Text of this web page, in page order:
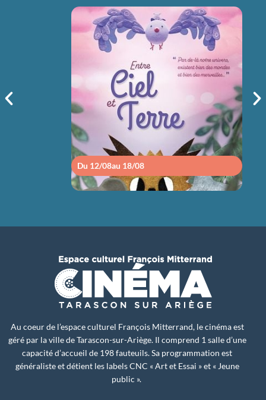
Du 12/08au 18/08
ENTRE CIEL ET TERRE
sam 15/08
14h30
Au coeur de l’espace culturel François Mitterrand, le cinéma est
géré par la ville de Tarascon-sur-Ariège. Il comprend 1 salle d’une
capacité d’accueil de 198 fauteuils. Sa programmation est
généraliste et détient les labels CNC « Art et Essai » et « Jeune
public ».